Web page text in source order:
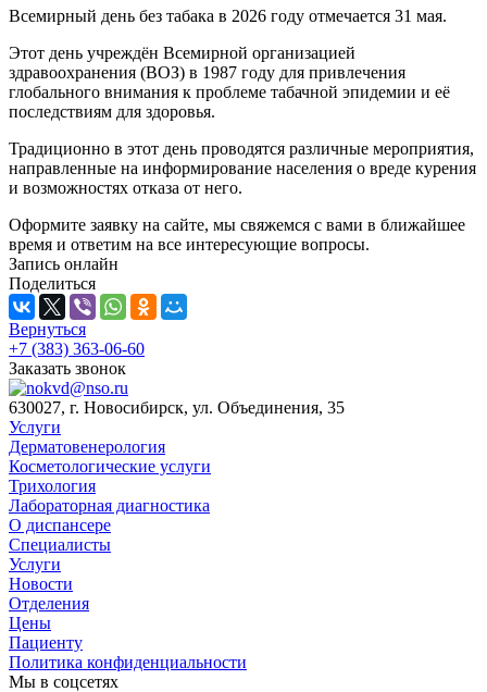
Всемирный день без табака в 2026 году отмечается 31 мая.
Этот день учреждён Всемирной организацией
здравоохранения (ВОЗ) в 1987 году для привлечения
глобального внимания к проблеме табачной эпидемии и её
последствиям для здоровья.
Традиционно в этот день проводятся различные мероприятия,
направленные на информирование населения о вреде курения
и возможностях отказа от него.
Оформите заявку на сайте, мы свяжемся с вами в ближайшее
время и ответим на все интересующие вопросы.
Запись онлайн
Поделиться
Вернуться
+7 (383) 363-06-60
Заказать звонок
630027, г. Новосибирск, ул. Объединения, 35
Услуги
Дерматовенерология
Косметологические услуги
Трихология
Лабораторная диагностика
О диспансере
Специалисты
Услуги
Новости
Отделения
Цены
Пациенту
Политика конфиденциальности
Мы в соцсетях